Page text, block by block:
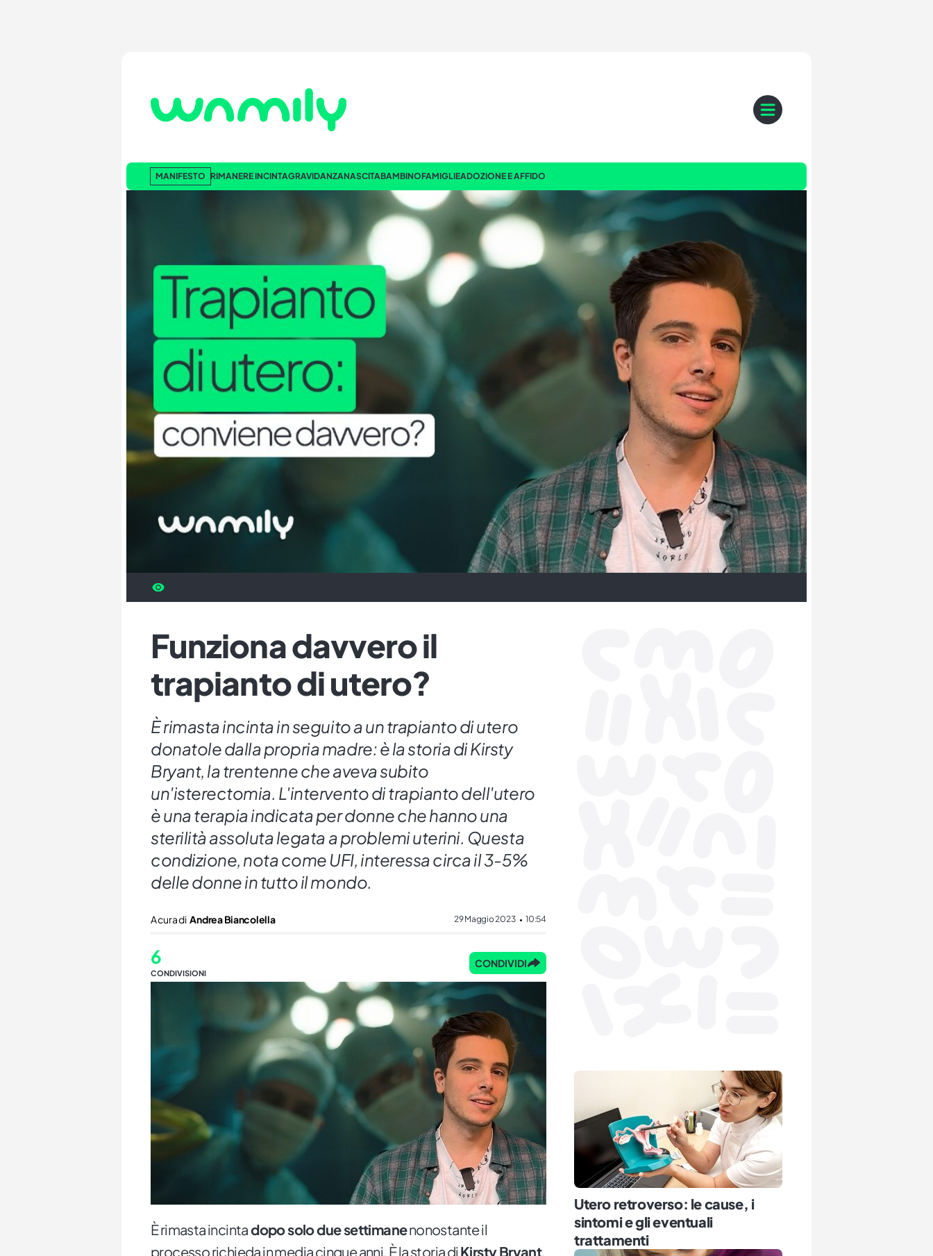
MANIFESTO RIMANERE INCINTAGRAVIDANZANASCITABAMBINOFAMIGLIEADOZIONE E AFFIDO
Funziona davvero il
trapianto di utero?
È rimasta incinta in seguito a un trapianto di utero
donatole dalla propria madre: è la storia di Kirsty
Bryant, la trentenne che aveva subito
un'isterectomia. L'intervento di trapianto dell'utero
è una terapia indicata per donne che hanno una
sterilità assoluta legata a problemi uterini. Questa
condizione, nota come UFI, interessa circa il 3-5%
delle donne in tutto il mondo.
A cura di Andrea Biancolella 29 Maggio 2023 10:54
6
CONDIVISIONI
CONDIVIDI
È rimasta incintadopo solo due settimanenonostante il
processo richieda in media cinque anni. È la storia di Kirsty Bryant,
Utero retroverso: le cause, i
sintomi e gli eventuali
trattamenti